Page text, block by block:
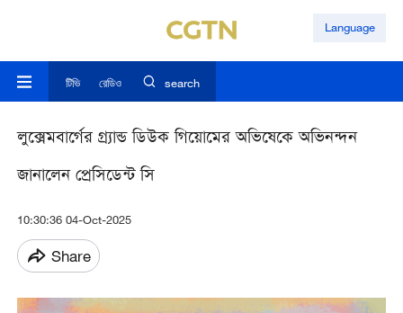
Language
টিভি রেডিও search
লুক্সেমবার্গের গ্র্যান্ড ডিউক গিয়োমের অভিষেকে অভিনন্দন
জানালেন প্রেসিডেন্ট সি
10:30:36 04-Oct-2025
Share